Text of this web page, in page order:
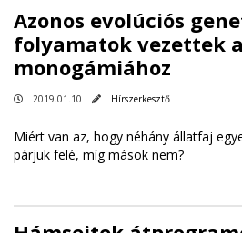
Azonos evolúciós
folyamatok vezettek a
monogámiához
2019.01.10 Hírszerkesztő
Miért van az, hogy néhány állatfaj
párjuk felé, míg mások nem?